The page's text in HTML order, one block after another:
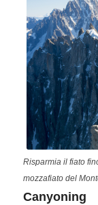
Risparmia il fiato
mozzafiato del
Canyoning